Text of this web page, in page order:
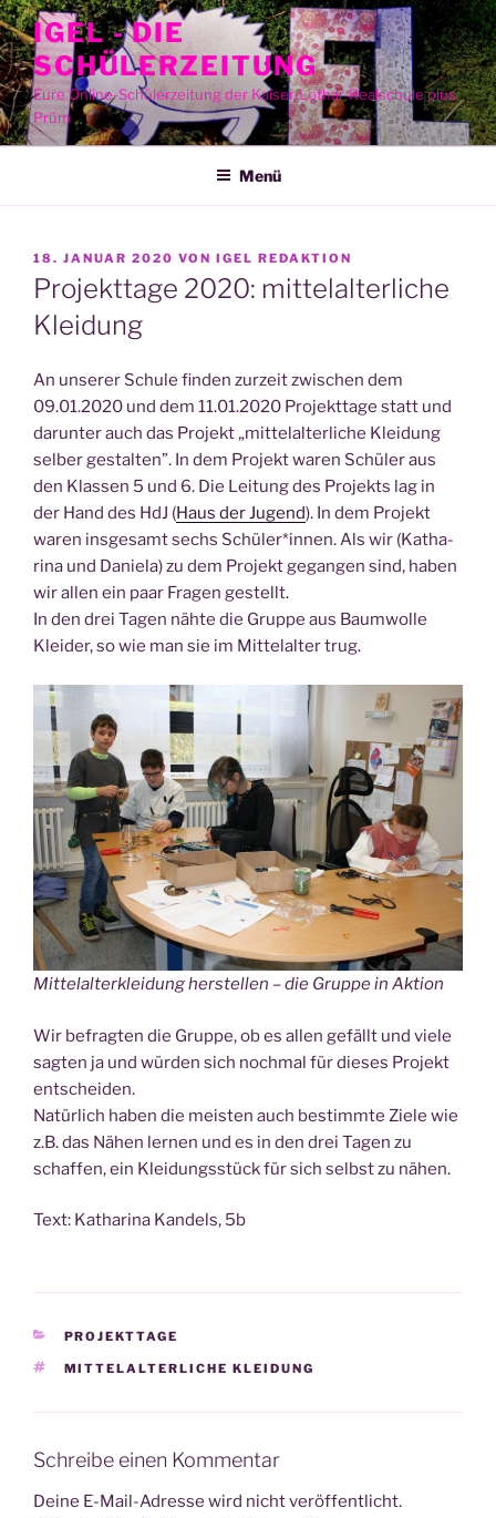
Zum
Inhalt
springen
IGEL - DIE
SCHÜLERZEITUNG
Eure Online-Schülerzeitung der Kaiser-Lothar-Realschule plus
Prüm
Menü
VERÖFFENTLICHT
AM
18. JANUAR 2020 VON IGEL REDAKTION
Projekttage 2020: mittelalterliche
Kleidung
An unse­rer Schu­le fin­den zur­zeit zwi­schen dem
09.01.2020 und dem 11.01.2020 Pro­jekt­ta­ge statt und
dar­un­ter auch das Pro­jekt „mit­tel­al­ter­li­che Klei­dung
sel­ber gestal­ten”. In dem Pro­jekt waren Schü­ler aus
den Klas­sen 5 und 6. Die Lei­tung des Pro­jekts lag in
der Hand des HdJ (Haus der Jugend). In dem Pro­jekt
waren ins­ge­samt sechs Schüler*innen. Als wir (Katha­
ri­na und Danie­la) zu dem Pro­jekt gegan­gen sind, haben
wir allen ein paar Fra­gen gestellt.
In den drei Tagen näh­te die Grup­pe aus Baum­wol­le
Klei­der, so wie man sie im Mit­tel­al­ter trug.
Mit­tel­al­ter­klei­dung her­stel­len – die Grup­pe in Aktion
Wir befrag­ten die Grup­pe, ob es allen gefällt und vie­le
sag­ten ja und wür­den sich noch­mal für die­ses Pro­jekt
ent­schei­den.
Natür­lich haben die meis­ten auch bestimm­te Zie­le wie
z.B. das Nähen ler­nen und es in den drei Tagen zu
schaf­fen, ein Klei­dungs­stück für sich selbst zu nähen.
Text: Katha­ri­na Kan­dels, 5b
KATEGORIEN
PROJEKTTAGE
SCHLAGWÖRTER
MITTELALTERLICHE KLEIDUNG
Schreibe einen Kommentar
Deine E-Mail-Adresse wird nicht veröffentlicht.